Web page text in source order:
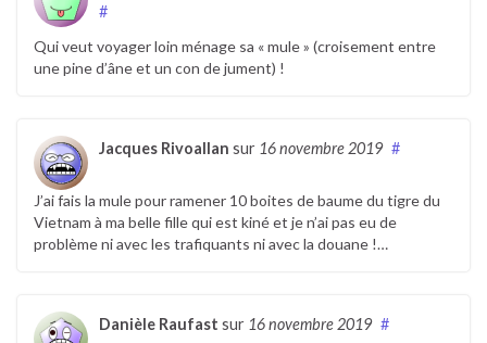
#
Qui veut voyager loin ménage sa « mule » (croisement entre
une pine d’âne et un con de jument) !
Jacques Rivoallan sur 16 novembre 2019 #
J’ai fais la mule pour ramener 10 boites de baume du tigre du
Vietnam à ma belle fille qui est kiné et je n’ai pas eu de
problème ni avec les trafiquants ni avec la douane !…
Danièle Raufast sur 16 novembre 2019 #